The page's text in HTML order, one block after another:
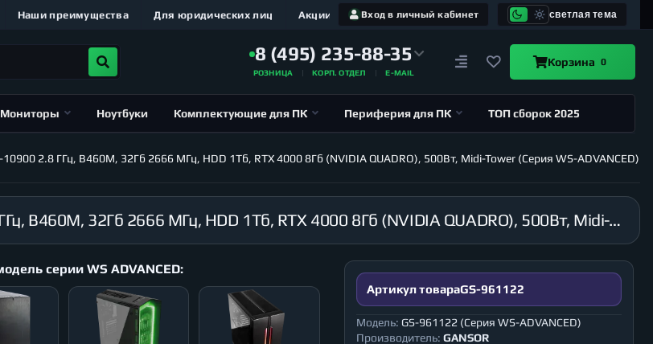
Вход в личный кабинет светлая тема
Наши преимущества Для юридических лиц Акции
8 (495) 235-88-35
РОЗНИЦА КОРП. ОТДЕЛ E-MAIL
Корзина 0
Мониторы Ноутбуки Комплектующие для ПК Периферия для ПК ТОП сборок 2025
2.8 ГГц, B460M, 32Гб 2666 МГц, HDD 1Тб, RTX 4000 8Гб (NVIDIA QUADRO), 500Вт, Midi-Tower (Серия WS-ADVANCED)
Рабочая станция GANSOR-961122 Intel i9-10900 2.8 ГГц, B460M, 32Гб 2666 МГц, HDD 1Тб, RTX 4000 8Гб (NVIDIA QUADRO), 500Вт, Midi-Tower (Серия WS-ADVANCED)
серии WS ADVANCED:
Артикул товараGS-961122
Модель: GS-961122 (Серия WS-ADVANCED)
Производитель: GANSOR